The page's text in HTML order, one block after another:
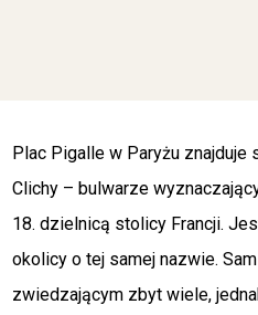
Plac Pigalle w Paryżu znajduje
Clichy – bulwarze
18. dzielnicą stolicy Francji.
okolicy o tej samej nazwie.
zwiedzającym zbyt wiele,